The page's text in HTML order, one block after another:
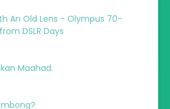
An Old Lens - Olympus 70-
DSLR Days
Maahad.